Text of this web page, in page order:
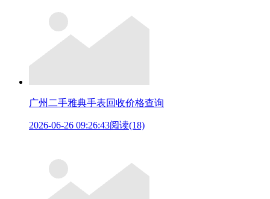
广州二手雅典手表回收价格查询
2026-06-26 09:26:43阅读(18)